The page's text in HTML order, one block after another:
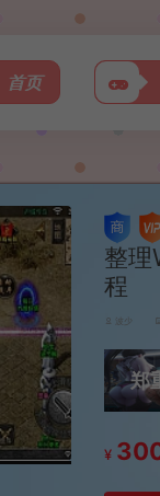
首页
整理
程
波少
郑
¥